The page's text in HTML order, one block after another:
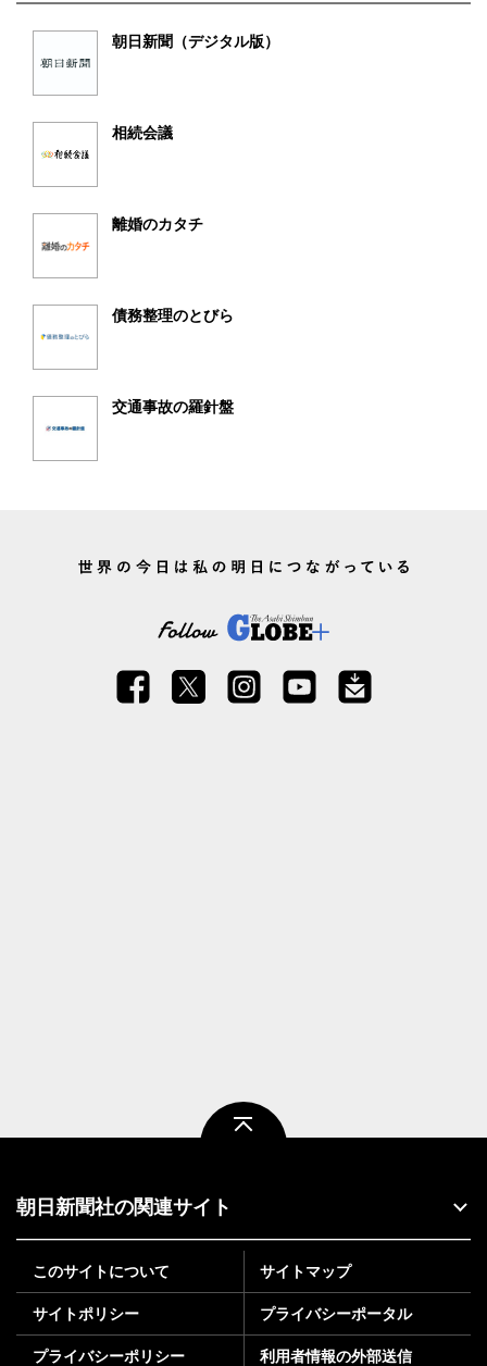
朝日新聞（デジタル版）
相続会議
離婚のカタチ
債務整理のとびら
交通事故の羅針盤
朝日新聞社の関連サイト
このサイトについて サイトマップ
サイトポリシー プライバシーポータル
プライバシーポリシー 利用者情報の外部送信